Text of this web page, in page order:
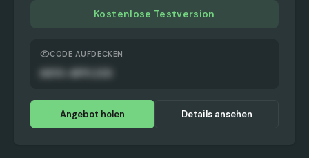
Kostenlose Testversion
CODE AUFDECKEN
Angebot holen Details ansehen